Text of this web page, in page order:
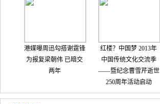
港媒曝周迅勾搭谢霆锋
为报复梁朝伟 已暗交
两年
红楼？中国梦 2013年
中国传统文化交流季
——暨纪念曹雪芹逝世
250周年活动启动